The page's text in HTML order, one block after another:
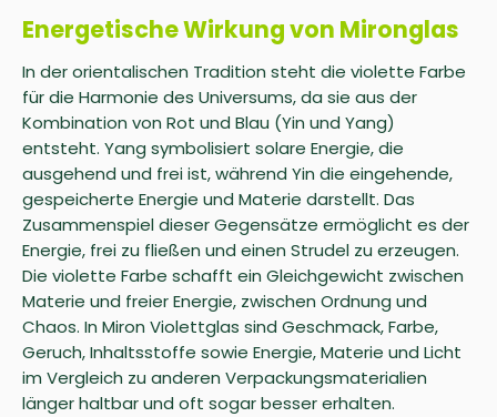
Energetische Wirkung von Mironglas
In der orientalischen Tradition steht die violette Farbe
für die Harmonie des Universums, da sie aus der
Kombination von Rot und Blau (Yin und Yang)
entsteht. Yang symbolisiert solare Energie, die
ausgehend und frei ist, während Yin die eingehende,
gespeicherte Energie und Materie darstellt. Das
Zusammenspiel dieser Gegensätze ermöglicht es der
Energie, frei zu fließen und einen Strudel zu erzeugen.
Die violette Farbe schafft ein Gleichgewicht zwischen
Materie und freier Energie, zwischen Ordnung und
Chaos. In Miron Violettglas sind Geschmack, Farbe,
Geruch, Inhaltsstoffe sowie Energie, Materie und Licht
im Vergleich zu anderen Verpackungsmaterialien
länger haltbar und oft sogar besser erhalten.